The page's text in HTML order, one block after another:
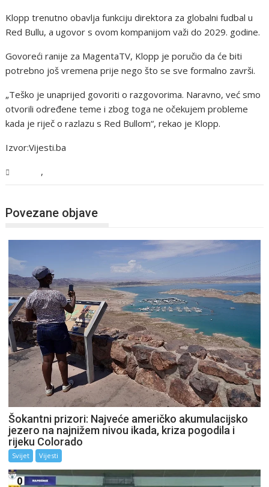
Klopp trenutno obavlja funkciju direktora za globalni fudbal u
Red Bullu, a ugovor s ovom kompanijom važi do 2029. godine.
Govoreći ranije za MagentaTV, Klopp je poručio da će biti
potrebno još vremena prije nego što se sve formalno završi.
„Teško je unaprijed govoriti o razgovorima. Naravno, već smo
otvorili određene teme i zbog toga ne očekujem probleme
kada je riječ o razlazu s Red Bullom“, rekao je Klopp.
Izvor:Vijesti.ba
,
Povezane objave
Šokantni prizori: Najveće američko akumulacijsko
jezero na najnižem nivou ikada, kriza pogodila i
rijeku Colorado
Svijet Vijesti